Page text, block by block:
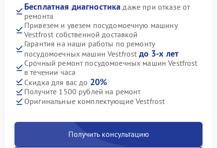
Бесплатная диагностика даже при отказе от
ремонта
Привезем и увезем посудомоечную машину
Vestfrost собственной доставкой
Гарантия на наши работы по ремонту
посудомоечных машин Vestfrost до 3-х лет
Срочный ремонт посудомоечных машин Vestfrost
в течении часа
Скидка для вас до 20%
Получите 1500 рублей на ремонт
Оригинальные комплектующие Vestfrost
Получить консультацию